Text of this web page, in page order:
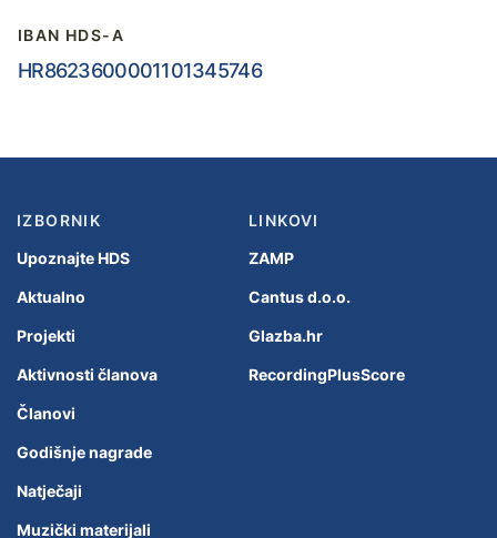
IBAN HDS-A
HR8623600001101345746
IZBORNIK
Upoznajte HDS
Aktualno
Projekti
Aktivnosti članova
Članovi
Godišnje nagrade
Natječaji
Muzički materijali
LINKOVI
ZAMP
Cantus d.o.o.
Glazba.hr
RecordingPlusScore